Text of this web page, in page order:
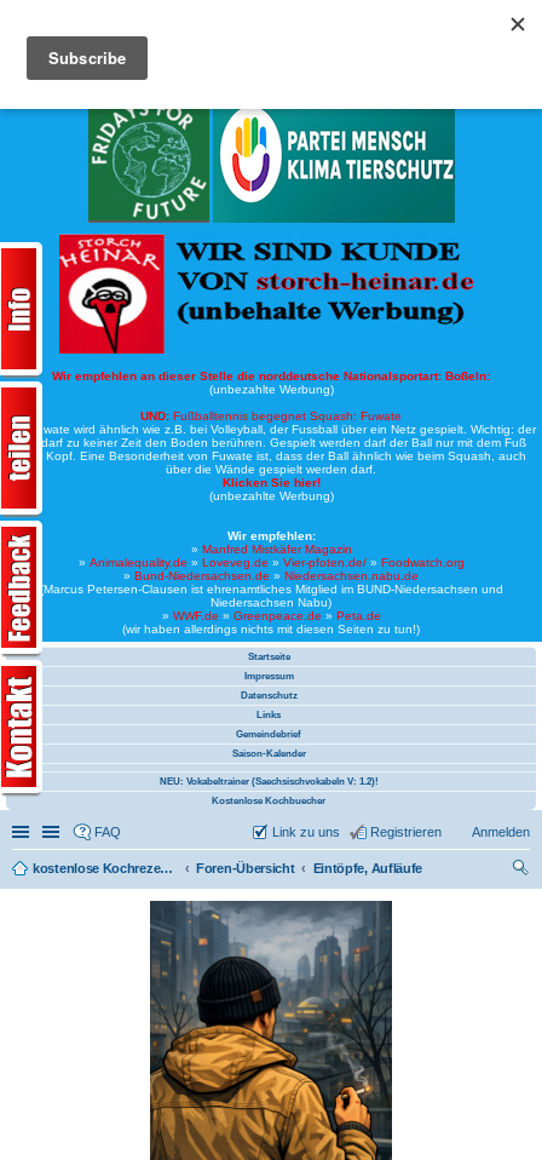
Wir empfehlen an dieser Stelle die norddeutsche Nationalsportart: Boßeln:
(unbezahlte Werbung)
UND: Fußballtennis begegnet Squash: Fuwate
Bei Fuwate wird ähnlich wie z.B. bei Volleyball, der Fussball über ein Netz gespielt. Wichtig: der
Ball darf zu keiner Zeit den Boden berühren. Gespielt werden darf der Ball nur mit dem Fuß
oder Kopf. Eine Besonderheit von Fuwate ist, dass der Ball ähnlich wie beim Squash, auch
über die Wände gespielt werden darf.
Klicken Sie hier!
(unbezahlte Werbung)
Wir empfehlen:
» Manfred Mistkäfer Magazin
» Animalequality.de » Loveveg.de » Vier-pfoten.de/» Foodwatch.org
» Bund-Niedersachsen.de » Niedersachsen.nabu.de
(Marcus Petersen-Clausen ist ehrenamtliches Mitglied im BUND-Niedersachsen und
Niedersachsen Nabu)
» WWF.de » Greenpeace.de » Peta.de
(wir haben allerdings nichts mit diesen Seiten zu tun!)
Startseite
Impressum
Datenschutz
Links
Gemeindebrief
Saison-Kalender
NEU: Vokabeltrainer (Saechsischvokabeln V: 1.2)!
Kostenlose Kochbuecher
Schnellzugriff
Linkliste
FAQ Anmelden
Registrieren
Link zu uns
kostenlose Kochrezepte und kostenlose Kochbücher Foren-Übersicht
Eintöpfe, Aufläufe